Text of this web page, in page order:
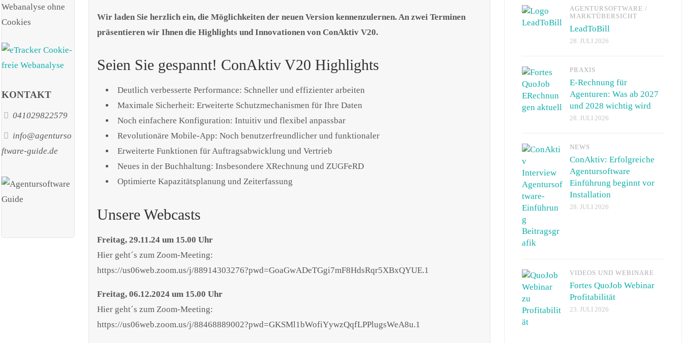
Wir laden Sie herzlich ein, die Möglichkeiten der neuen Version kennenzulernen. An zwei Terminen
präsentieren wir Ihnen die Highlights und Innovationen von ConAktiv V20.
Seien Sie gespannt! ConAktiv V20 Highlights
Deutlich verbesserte Performance: Schneller und effizienter arbeiten
Maximale Sicherheit: Erweiterte Schutzmechanismen für Ihre Daten
Noch einfachere Konfiguration: Intuitiv und flexibel anpassbar
Revolutionäre Mobile-App: Noch benutzerfreundlicher und funktionaler
Erweiterte Funktionen für Auftragsabwicklung und Vertrieb
Neues in der Buchhaltung: Insbesondere XRechnung und ZUGFeRD
Optimierte Kapazitätsplanung und Zeiterfassung
Unsere Webcasts
Freitag, 29.11.24 um 15.00 Uhr
Hier geht´s zum Zoom-Meeting:
https://us06web.zoom.us/j/88914303276?pwd=GoaGwADeTGgi7mF8HdsRqr5XBxQYUE.1
Freitag, 06.12.2024 um 15.00 Uhr
Hier geht´s zum Zoom-Meeting:
https://us06web.zoom.us/j/88468889002?pwd=GKSMl1bWofiYywzQqfLPPlugsWeA8u.1
Webanalyse ohne
Cookies
KONTAKT
041029822579
info@agenturso
ftware-guide.de
AGENTURSOFTWARE /
MARKTÜBERSICHT
LeadToBill
28. JULI 2026
PRAXIS
E-Rechnung für
Agenturen: Was ab 2027
und 2028 wichtig wird
28. JULI 2026
NEWS
ConAktiv: Erfolgreiche
Agentursoftware
Einführung beginnt vor
Installation
28. JULI 2026
VIDEOS UND WEBINARE
Fortes QuoJob Webinar
Profitabilität
23. JULI 2026